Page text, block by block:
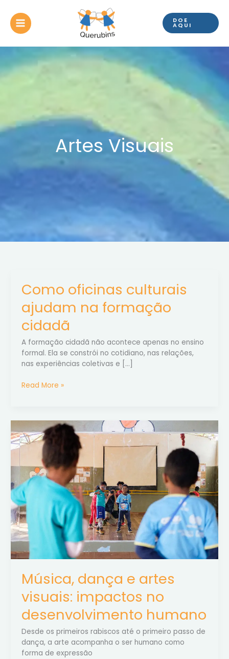
para
conteúdo
DOE
AQUI
Artes Visuais
Como oficinas culturais
ajudam na formação
cidadã
A formação cidadã não acontece apenas no ensino
formal. Ela se constrói no cotidiano, nas relações,
nas experiências coletivas e […]
Como
oficinas
culturais
ajudam
na
formação
cidadã
Read More »
Música, dança e artes
visuais: impactos no
desenvolvimento humano
Desde os primeiros rabiscos até o primeiro passo de
dança, a arte acompanha o ser humano como
forma de expressão
Música,
dança
e
visuais:
impactos
no
desenvolvimento
humano